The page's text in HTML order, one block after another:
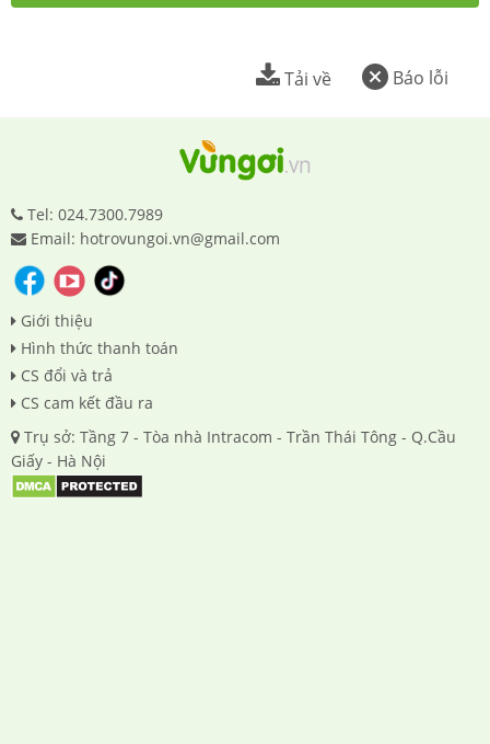
Báo lỗi
Tải về
Tel: 024.7300.7989
Email: hotrovungoi.vn@gmail.com
Giới thiệu
Hình thức thanh toán
CS đổi và trả
CS cam kết đầu ra
Trụ sở: Tầng 7 - Tòa nhà Intracom - Trần Thái Tông - Q.Cầu
Giấy - Hà Nội